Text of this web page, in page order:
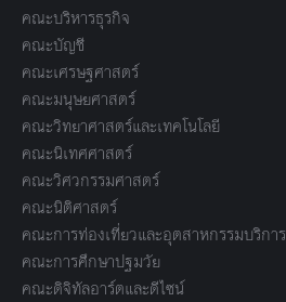
คณะบริหารธุรกิจ
คณะบัญชี
คณะเศรษฐศาสตร์
คณะมนุษยศาสตร์
คณะวิทยาศาสตร์และเทคโนโลยี
คณะนิเทศศาสตร์
คณะวิศวกรรมศาสตร์
คณะนิติศาสตร์
คณะการท่องเที่ยวและอุตสาหกรรมบริการ
คณะการศึกษาปฐมวัย
คณะดิจิทัลอาร์ตและดีไซน์